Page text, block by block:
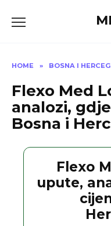
HOME » BOSNA I
Flexo Med
analozi,
Bosna i
Flexo
upute,